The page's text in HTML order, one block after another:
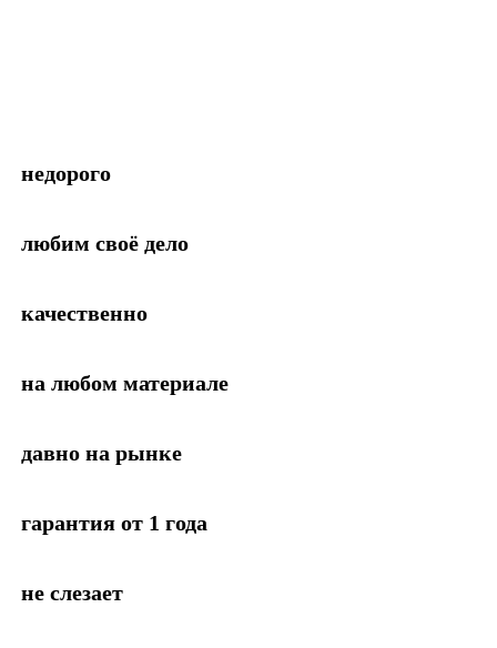
недорого
любим своё дело
качественно
на любом материале
давно на рынке
гарантия от 1 года
не слезает